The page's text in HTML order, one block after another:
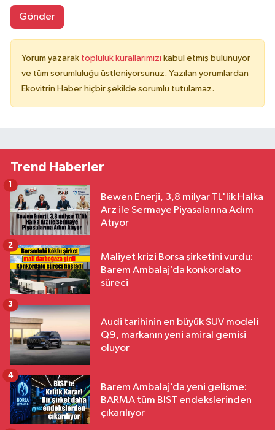
Gönder
Yorum yazarak topluluk kurallarımızı kabul etmiş bulunuyor
ve tüm sorumluluğu üstleniyorsunuz. Yazılan yorumlardan
Ekovitrin Haber hiçbir şekilde sorumlu tutulamaz.
Trend Haberler
Bewen Enerji, 3,8 milyar TL'lik Halka
Arz ile Sermaye Piyasalarına Adım
Atıyor
Maliyet krizi Borsa şirketini vurdu:
Barem Ambalaj’da konkordato
süreci
2
Audi tarihinin en büyük SUV modeli
Q9, markanın yeni amiral gemisi
oluyor
3
Barem Ambalaj’da yeni gelişme:
BARMA tüm BIST endekslerinden
çıkarılıyor
4